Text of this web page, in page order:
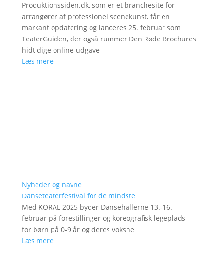
Produktionssiden.dk, som er et branchesite for
arrangører af professionel scenekunst, får en
markant opdatering og lanceres 25. februar som
TeaterGuiden, der også rummer Den Røde Brochures
hidtidige online-udgave
Læs mere
Nyheder og navne
Danseteaterfestival for de mindste
Med KORAL 2025 byder Dansehallerne 13.-16.
februar på forestillinger og koreografisk legeplads
for børn på 0-9 år og deres voksne
Læs mere